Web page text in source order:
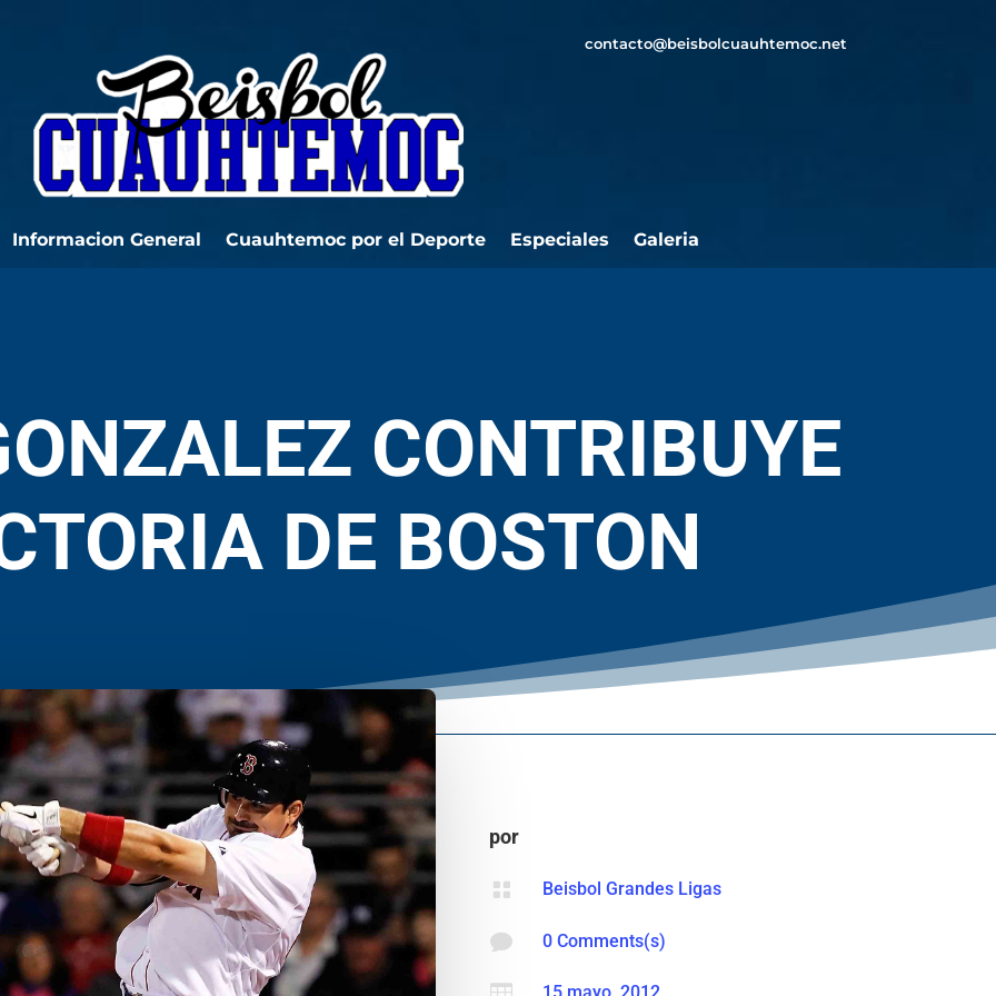
contacto@beisbolcuauhtemoc.net
Informacion General Cuauhtemoc por el Deporte Especiales Galeria
CONTRIBUYE
DE BOSTON
por
 Beisbol Grandes Ligas
 0 Comments(s)
15 mayo, 2012